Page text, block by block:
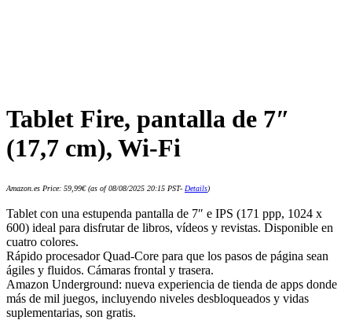
Tablet Fire, pantalla de 7″
(17,7 cm), Wi-Fi
Amazon.es Price: 59,99€(as of 08/08/2025 20:15 PST- Details)
Tablet con una estupenda pantalla de 7″ e IPS (171 ppp, 1024 x
600) ideal para disfrutar de libros, vídeos y revistas. Disponible en
cuatro colores.
Rápido procesador Quad-Core para que los pasos de página sean
ágiles y fluidos. Cámaras frontal y trasera.
Amazon Underground: nueva experiencia de tienda de apps donde
más de mil juegos, incluyendo niveles desbloqueados y vidas
suplementarias, son gratis.